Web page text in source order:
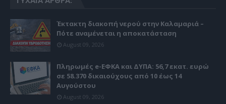
Έκτακτη διακοπή νερού στην Καλαμαριά –
Πότε αναμένεται η αποκατάσταση
August 09, 2026
Πληρωμές e-ΕΦΚΑ και ΔΥΠΑ: 56,7 εκατ. ευρώ
σε 58.370 δικαιούχους από 10 έως 14
Αυγούστου
August 09, 2026